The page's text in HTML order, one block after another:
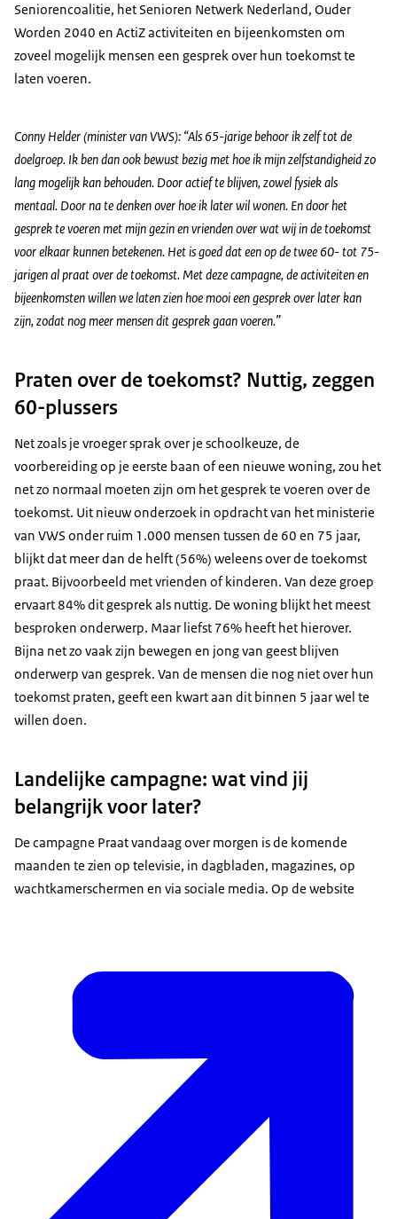
Seniorencoalitie, het Senioren Netwerk Nederland, Ouder
Worden 2040 en ActiZ activiteiten en bijeenkomsten om
zoveel mogelijk mensen een gesprek over hun toekomst te
laten voeren.
Conny Helder (minister van VWS): “Als 65-jarige behoor ik zelf tot de
doelgroep. Ik ben dan ook bewust bezig met hoe ik mijn zelfstandigheid zo
lang mogelijk kan behouden. Door actief te blijven, zowel fysiek als
mentaal. Door na te denken over hoe ik later wil wonen. En door het
gesprek te voeren met mijn gezin en vrienden over wat wij in de toekomst
voor elkaar kunnen betekenen. Het is goed dat een op de twee 60- tot 75-
jarigen al praat over de toekomst. Met deze campagne, de activiteiten en
bijeenkomsten willen we laten zien hoe mooi een gesprek over later kan
zijn, zodat nog meer mensen dit gesprek gaan voeren.”
Praten over de toekomst? Nuttig, zeggen
60-plussers
Net zoals je vroeger sprak over je schoolkeuze, de
voorbereiding op je eerste baan of een nieuwe woning, zou het
net zo normaal moeten zijn om het gesprek te voeren over de
toekomst. Uit nieuw onderzoek in opdracht van het ministerie
van VWS onder ruim 1.000 mensen tussen de 60 en 75 jaar,
blijkt dat meer dan de helft (56%) weleens over de toekomst
praat. Bijvoorbeeld met vrienden of kinderen. Van deze groep
ervaart 84% dit gesprek als nuttig. De woning blijkt het meest
besproken onderwerp. Maar liefst 76% heeft het hierover.
Bijna net zo vaak zijn bewegen en jong van geest blijven
onderwerp van gesprek. Van de mensen die nog niet over hun
toekomst praten, geeft een kwart aan dit binnen 5 jaar wel te
willen doen.
Landelijke campagne: wat vind jij
belangrijk voor later?
De campagne Praat vandaag over morgen is de komende
maanden te zien op televisie, in dagbladen, magazines, op
wachtkamerschermen en via sociale media. Op de website